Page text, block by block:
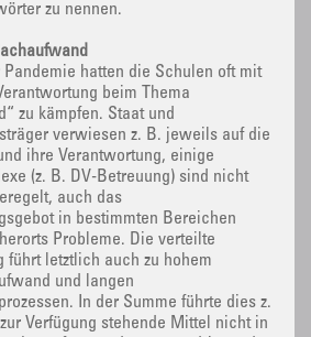
zu nennen.
Pandemie hatten die Schulen oft mit
beim Thema
zu kämpfen. Staat und
verwiesen z. B. jeweils auf die
ihre Verantwortung, einige
(z. B. DV-Betreuung) sind nicht
auch das
in bestimmten Bereichen
Probleme. Die verteilte
führt letztlich auch zu hohem
und langen
In der Summe führte dies z.
Verfügung stehende Mittel nicht in